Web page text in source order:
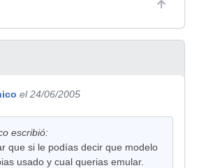
el 24/06/2005
escribió:
que si le podías decir que modelo
usado y cual querias emular.